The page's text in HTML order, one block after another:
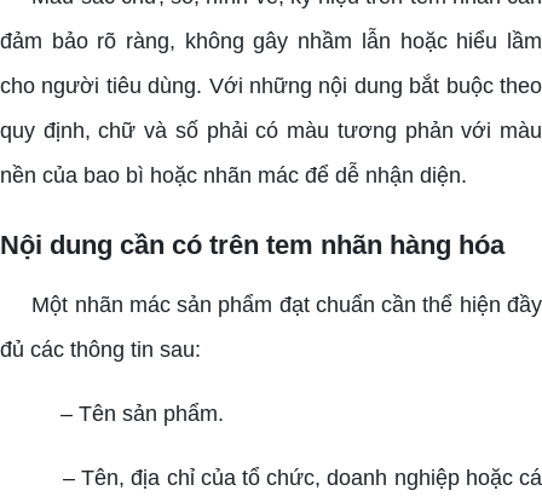
đảm bảo rõ ràng, không gây nhầm lẫn hoặc hiểu lầm
cho người tiêu dùng. Với những nội dung bắt buộc theo
quy định, chữ và số phải có màu tương phản với màu
nền của bao bì hoặc nhãn mác để dễ nhận diện.
Nội dung cần có trên tem nhãn hàng hóa
Một nhãn mác sản phẩm đạt chuẩn cần thể hiện đầy
đủ các thông tin sau:
– Tên sản phẩm.
– Tên, địa chỉ của tổ chức, doanh nghiệp hoặc cá